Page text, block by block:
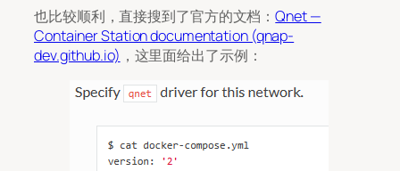
也比较顺利，直接搜到了官方的文档：Qnet —
Container Station documentation (qnap-
dev.github.io) ，这里面给出了示例：